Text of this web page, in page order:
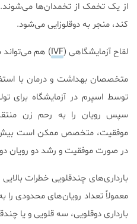
از یک تخمک از تخمدان‌ها می‌شوند.
کند، منجر به دوقلوزایی می‌شود.
لقاح آزمایشگاهی (IVF) هم می‌تواند
متخصصان بهداشت و درمان با
سپس رویان را به رحم زن
موفقیت، متخصص ممکن است بیش
در صورت موفقیت و رشد دو رویان
بارداری‌های چندقلویی خطرات بالایی
معمولاً تعداد رویان‌های محدودی را
بارداری دوقلویی، سه قلویی و یا